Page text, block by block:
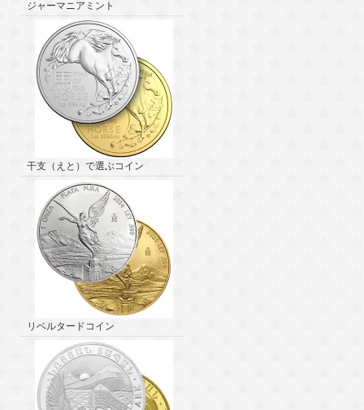
ジャーマニアミント
干支（えと）で選ぶコイン
リベルタードコイン